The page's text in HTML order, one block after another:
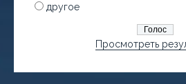
другое
Просмотреть